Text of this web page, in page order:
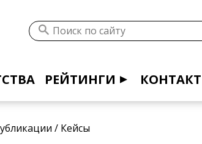
РЕЙТИНГИ
/ Кейсы